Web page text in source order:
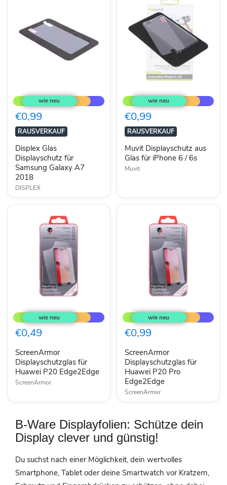
Glas
Displayschutz
für
Samsung
Galaxy
A7
2018
€0,99
RAUSVERKAUF
Displex Glas
Displayschutz für
Samsung Galaxy A7
2018
DISPLEX
Displayschutz
aus
Glas
für
iPhone
6
6s
€0,99
RAUSVERKAUF
Muvit Displayschutz aus
Glas für iPhone 6 / 6s
Muvit
Displayschutzglas
für
Huawei
P20
€0,49
ScreenArmor
Displayschutzglas für
Huawei P20 Edge2Edge
ScreenArmor
Displayschutzglas
für
Huawei
P20
Edge2Edge
€0,99
ScreenArmor
Displayschutzglas für
Huawei P20 Pro
Edge2Edge
ScreenArmor
B-Ware Displayfolien: Schütze dein
Display clever und günstig!
Du suchst nach einer Möglichkeit, dein wertvolles
Smartphone, Tablet oder deine Smartwatch vor Kratzern,